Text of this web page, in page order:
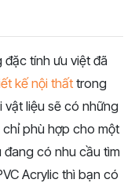
đặc tính ưu việt đã
kế nội thất trong
vật liệu sẽ có những
chỉ phù hợp cho một
có nhu cầu tìm
Acrylic thì bạn có